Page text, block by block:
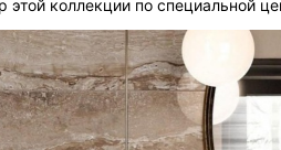
этой коллекции по специальной